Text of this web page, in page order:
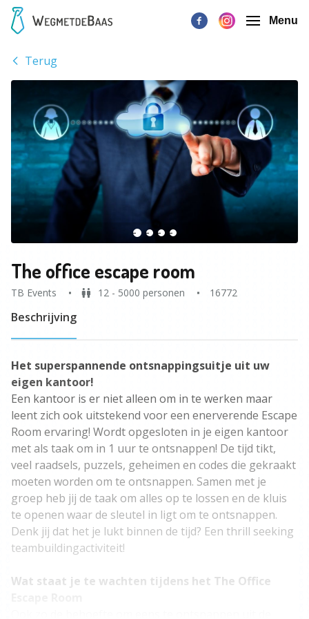
Menu
Terug
The office escape room
TB Events 12 - 5000 personen 16772
Beschrijving
Het superspannende ontsnappingsuitje uit uw
eigen kantoor!
Een kantoor is er niet alleen om in te werken maar
leent zich ook uitstekend voor een enerverende Escape
Room ervaring! Wordt opgesloten in je eigen kantoor
met als taak om in 1 uur te ontsnappen! De tijd tikt,
veel raadsels, puzzels, geheimen en codes die gekraakt
moeten worden om te ontsnappen. Samen met je
groep heb jij de taak om alles op te lossen en de kluis
te openen waar de sleutel in ligt om te ontsnappen.
Denk jij dat het je lukt binnen de tijd? Een thrill seeking
teambuildingactiviteit!
Wat staat je te wachten tijdens het The Office